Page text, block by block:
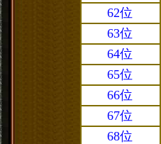
62位
63位
64位
65位
66位
67位
68位